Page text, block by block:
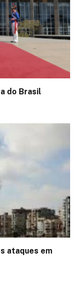
do Brasil
ataques em